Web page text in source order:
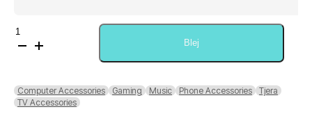
Sasi
HY300
Projector
Blej
Computer Accessories Gaming Music Phone Accessories
Tjera
TV Accessories